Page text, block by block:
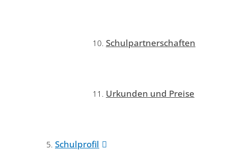
Schulpartnerschaften
Urkunden und Preise
Schulprofil